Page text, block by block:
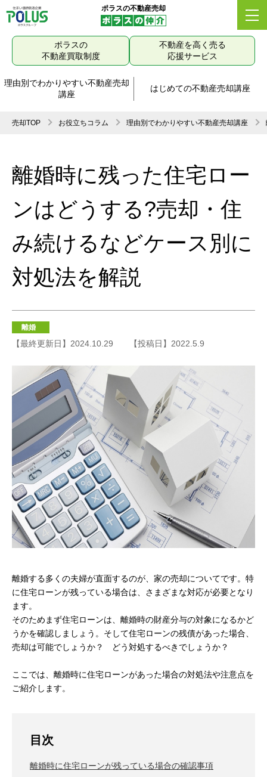
ポラスの不動産売却
ポラスの
不動産買取制度
不動産を高く売る
応援サービス
理由別でわかりやすい不動産売却
講座
はじめての不動産売却講座
売却TOP お役立ちコラム 理由別でわかりやすい不動産売却講座
離婚時に残った住宅ロー
ンはどうする?売却・住
み続けるなどケース別に
対処法を解説
離婚
【最終更新日】2024.10.29 【投稿日】2022.5.9
離婚する多くの夫婦が直面するのが、家の売却についてです。特
に住宅ローンが残っている場合は、さまざまな対応が必要となり
ます。
そのためまず住宅ローンは、離婚時の財産分与の対象になるかど
うかを確認しましょう。そして住宅ローンの残債があった場合、
売却は可能でしょうか？ どう対処するべきでしょうか？
ここでは、離婚時に住宅ローンがあった場合の対処法や注意点を
ご紹介します。
目次
離婚時に住宅ローンが残っている場合の確認事項